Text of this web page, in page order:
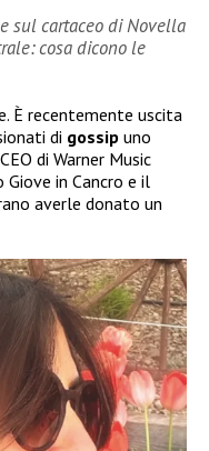
sul cartaceo di Novella
cosa dicono le
È recentemente uscita
di gossip uno
di Warner Music
Giove in Cancro e il
averle donato un